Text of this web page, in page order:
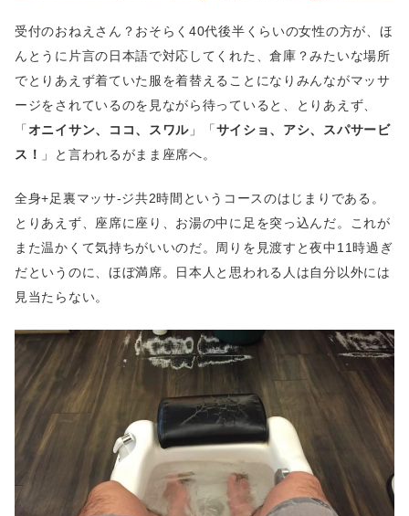
受付のおねえさん？おそらく40代後半くらいの女性の方が、ほ
んとうに片言の日本語で対応してくれた、倉庫？みたいな場所
でとりあえず着ていた服を着替えることになりみんながマッサ
ージをされているのを見ながら待っていると、とりあえず、
「オニイサン、ココ、スワル 」「サイショ、アシ、スパサービ
ス！
」と言われるがまま座席へ。
全身+足裏マッサ-ジ共2時間というコースのはじまりである。
とりあえず、座席に座り、お湯の中に足を突っ込んだ。これが
また温かくて気持ちがいいのだ。周りを見渡すと夜中11時過ぎ
だというのに、ほぼ満席。日本人と思われる人は自分以外には
見当たらない。